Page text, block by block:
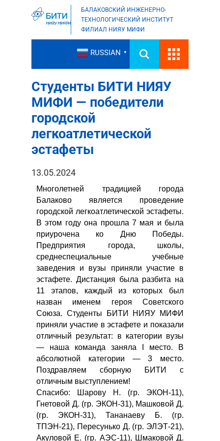
БАЛАКОВСКИЙ ИНЖЕНЕРНО-
ТЕХНОЛОГИЧЕСКИЙ ИНСТИТУТ
ФИЛИАЛ НИЯУ МИФИ
RUSSIAN ▼
Студенты БИТИ НИЯУ
МИФИ — победители
городской
легкоатлетической
эстафеты
13.05.2024
Многолетней традицией города
Балаково является проведение
городской легкоатлетической эстафеты.
В этом году она прошла 7 мая и была
приурочена ко Дню Победы.
Предприятия города, школы,
среднеспециальные учебные
заведения и вузы приняли участие в
эстафете. Дистанция была разбита на
11 этапов, каждый из которых был
назван именем героя Советского
Союза. Студенты БИТИ НИЯУ МИФИ
приняли участие в эстафете и показали
отличный результат: в категории вузы
— наша команда заняла I место. В
абсолютной категории — 3 место.
Поздравляем сборную БИТИ с
отличным выступлением!
Спасибо: Шарову Н. (гр. ЭКОН-11),
Гнетовой Д. (гр. ЭКОН-31), Машковой Д.
(гр. ЭКОН-31), Тананаеву Б. (гр.
ТПЭН-21), Пересунько Д. (гр. ЭЛЭТ-21),
Акуловой Е. (гр. АЭС-11), Шмаковой Д.